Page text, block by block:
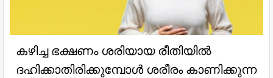
കഴിച്ച ഭക്ഷണം ശരിയായ രീതിയിൽ
ദഹിക്കാതിരിക്കുമ്പോൾ ശരീരം കാണിക്കുന്ന